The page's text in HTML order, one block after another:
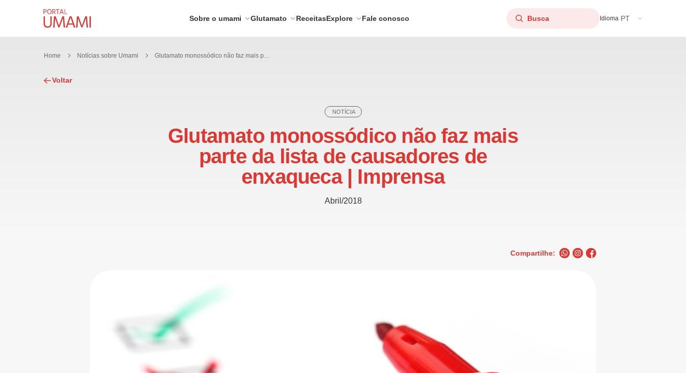
Sobre o umami Glutamato ReceitasExplore Fale conosco Idioma PT
Home Notícias sobre Umami Glutamato monossódico não faz mais parte da lista de causadores de enxaqueca | Imprensa
Voltar
NOTÍCIA
Glutamato monossódico não faz mais
parte da lista de causadores de
enxaqueca | Imprensa
Abril/2018
Compartilhe: